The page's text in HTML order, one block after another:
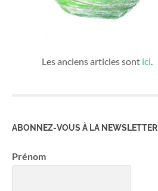
Les anciens articles sont ici.
ABONNEZ-VOUS À LA NEWSLETTER
Prénom